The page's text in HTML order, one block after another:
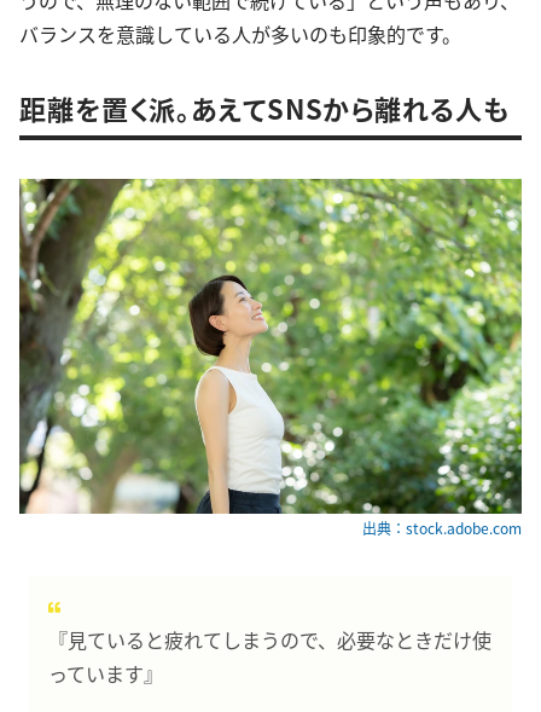
バランスを意識している人が多いのも印象的です。
距離を置く派。あえてSNSから離れる人も
出典：stock.adobe.com
『見ていると疲れてしまうので、必要なときだけ使
っています』